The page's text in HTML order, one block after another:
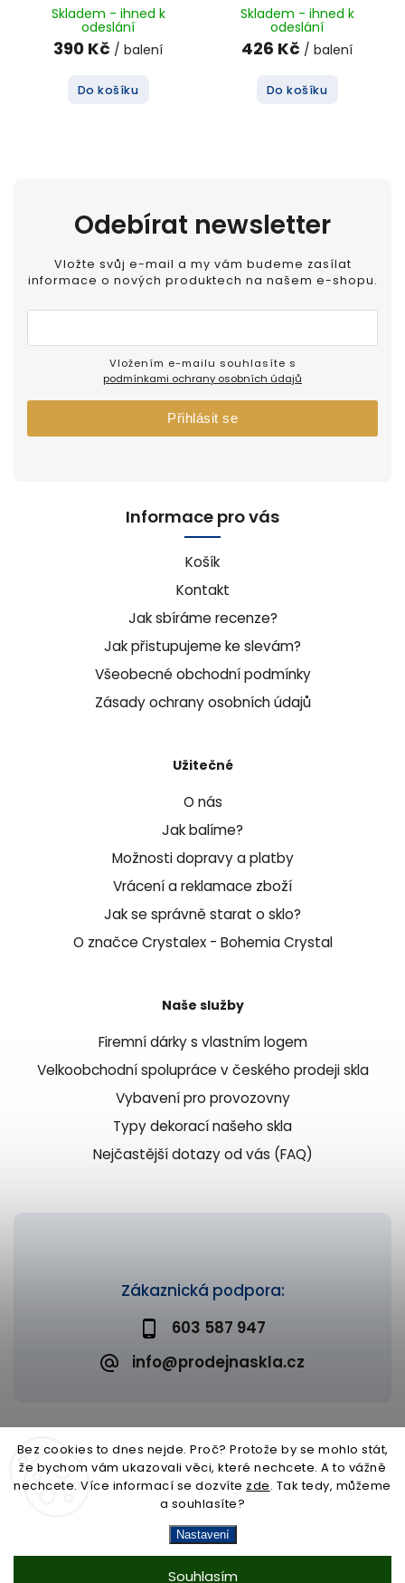
Bez cookies to dnes nejde. Proč? Protože by se mohlo stát,
že bychom vám ukazovali věci, které nechcete. A to vážně
nechcete. Více informací se dozvíte zde. Tak tedy, můžeme
a souhlasíte?
Nastavení
Souhlasím
Skladem - ihned k
odeslání
390 Kč / balení
Do košíku
Skladem - ihned k
odeslání
426 Kč / balení
Do košíku
Zákaznická podpora:
603 587 947
info@prodejnaskla.cz
Odebírat newsletter
Vložte svůj e-mail a my vám budeme zasílat
informace o nových produktech na našem e-shopu.
podmínkami ochrany osobních údajů
Přihlásit se
Informace pro vás
Košík
Kontakt
Jak sbíráme recenze?
Jak přistupujeme ke slevám?
Všeobecné obchodní podmínky
Zásady ochrany osobních údajů
Užitečné
O nás
Jak balíme?
Možnosti dopravy a platby
Vrácení a reklamace zboží
Jak se správně starat o sklo?
O značce Crystalex - Bohemia Crystal
Naše služby
Firemní dárky s vlastním logem
Velkoobchodní spolupráce v českého prodeji skla
Vybavení pro provozovny
Typy dekorací našeho skla
Nejčastější dotazy od vás (FAQ)
Copyright 2026Prodejna skla. Všechna práva vyhrazena.
Upravit nastavení cookies
Shoptet| Design